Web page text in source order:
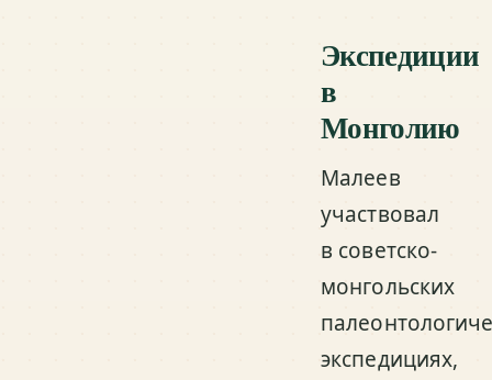
Экспедиции
в
Монголию
Малеев
участвовал
в советско-
монгольских
экспедициях,